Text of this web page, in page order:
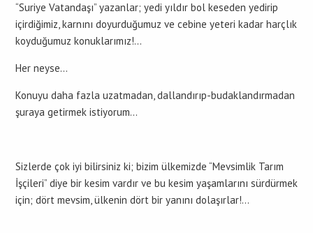
“Suriye Vatandaşı” yazanlar; yedi yıldır bol keseden yedirip
içirdiğimiz, karnını doyurduğumuz ve cebine yeteri kadar harçlık
koyduğumuz konuklarımız!…
Her neyse…
Konuyu daha fazla uzatmadan, dallandırıp-budaklandırmadan
şuraya getirmek istiyorum…
Sizlerde çok iyi bilirsiniz ki; bizim ülkemizde “Mevsimlik Tarım
İşçileri” diye bir kesim vardır ve bu kesim yaşamlarını sürdürmek
için; dört mevsim, ülkenin dört bir yanını dolaşırlar!…